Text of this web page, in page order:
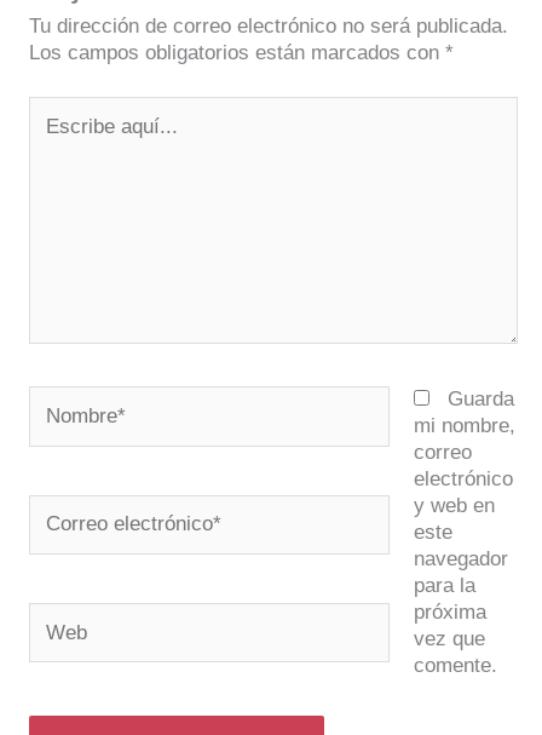
Tu dirección de correo electrónico no será publicada.
Los campos obligatorios están marcados con *
aquí...
electrónico*
Guarda
mi nombre,
correo
electrónico
y web en
este
navegador
para la
próxima
vez que
comente.